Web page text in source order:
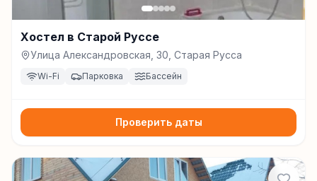
Хостел в Старой Руссе
Улица Александровская, 30, Старая Русса
Wi-Fi Парковка Бассейн
Проверить даты